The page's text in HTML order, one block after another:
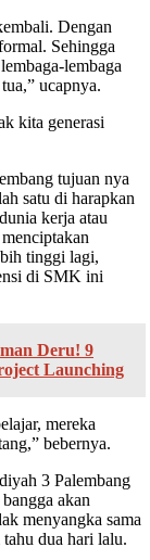
Dengan
Sehingga
lembaga
ucapnya.
kita generasi
tujuan nya
satu di harapkan
kerja atau
tinggi lagi,
di SMK ini
Deru! 9
Launching
mereka
bebernya.
3 Palembang
akan
menyangka sama
dua hari lalu.